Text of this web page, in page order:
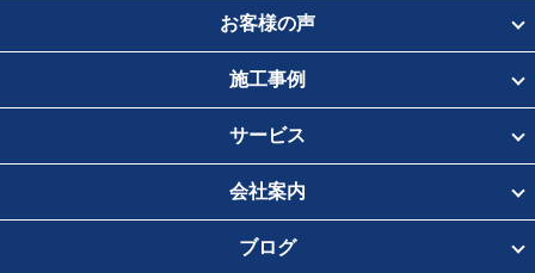
お客様の声
施工事例
サービス
会社案内
ブログ